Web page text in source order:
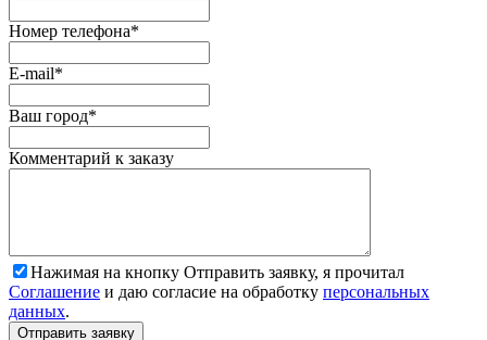
Номер телефона*
E-mail*
Ваш город*
Комментарий к заказу
Нажимая на кнопку Отправить заявку, я прочитал
Соглашение и даю согласие на обработку персональных
данных.